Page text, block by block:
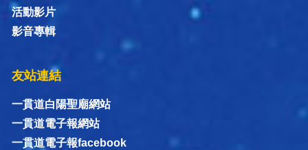
活動影片
影音專輯
友站連結
一貫道白陽聖廟網站
一貫道電子報網站
一貫道電子報facebook